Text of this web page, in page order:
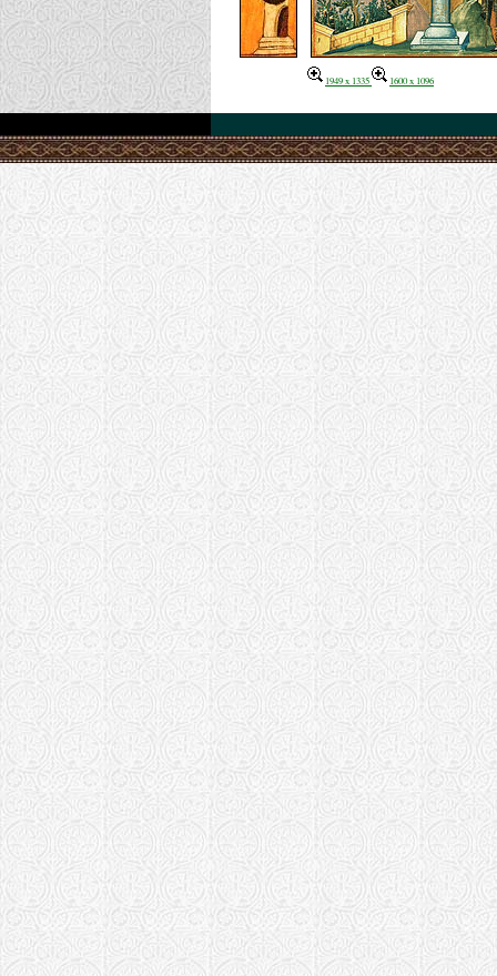
1949 x 1335 1600 x 1096